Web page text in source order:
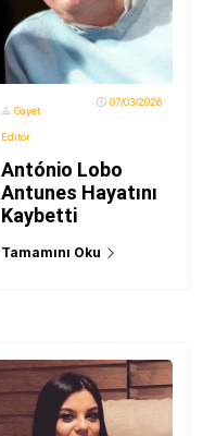
Gayet
Editör
07/03/2026
António Lobo
Antunes Hayatını
Kaybetti
Tamamını Oku